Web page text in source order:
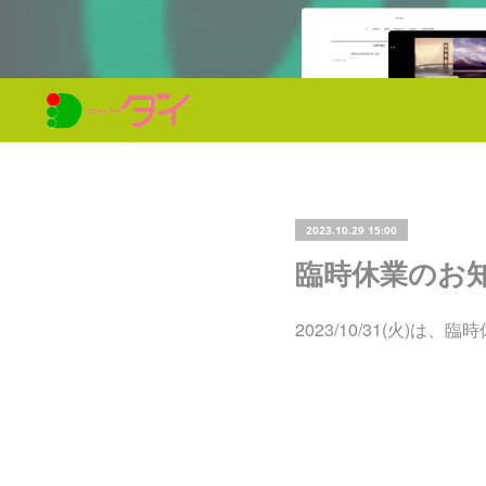
2023.10.29 15:00
臨時休業のお
2023/10/31(火)は、臨